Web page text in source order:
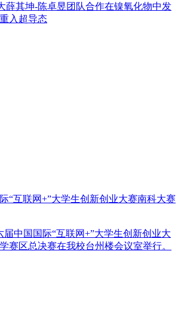
薛其坤-陈卓昱团队合作在镍氧化物中发
入超导态
“互联网+”大学生创新创业大赛南科大赛
届中国国际“互联网+”大学生创新创业大
赛区总决赛在我校台州楼会议室举行。